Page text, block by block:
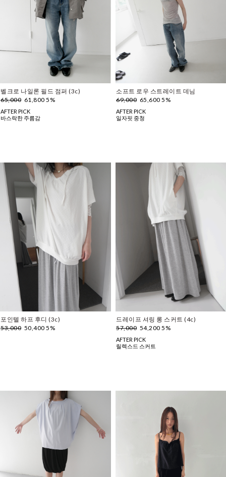
벨크로 나일론 필드 점퍼 (3c)
65,000 61,800 5%
AFTER PICK
바스락한 주름감
소프트 로우 스트레이트 데님
69,000 65,600 5%
AFTER PICK
일자핏 중청
포인텔 하프 후디 (3c)
53,000 50,400 5%
드레이프 셔링 롱 스커트 (4c)
57,000 54,200 5%
AFTER PICK
릴렉스드 스커트